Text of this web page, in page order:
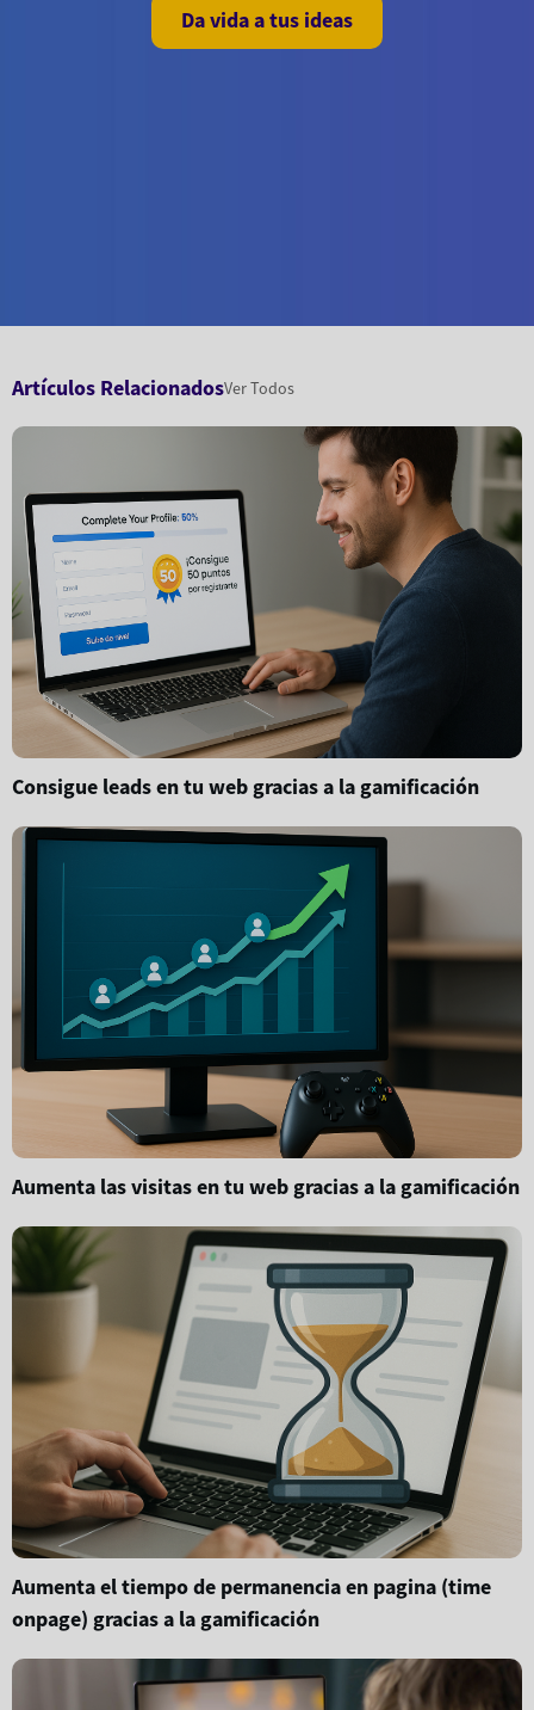
Da vida a tus ideas
Artículos RelacionadosVer Todos
Consigue leads en tu web gracias a la gamificación
Aumenta las visitas en tu web gracias a la gamificación
Aumenta el tiempo de permanencia en pagina (time
onpage) gracias a la gamificación